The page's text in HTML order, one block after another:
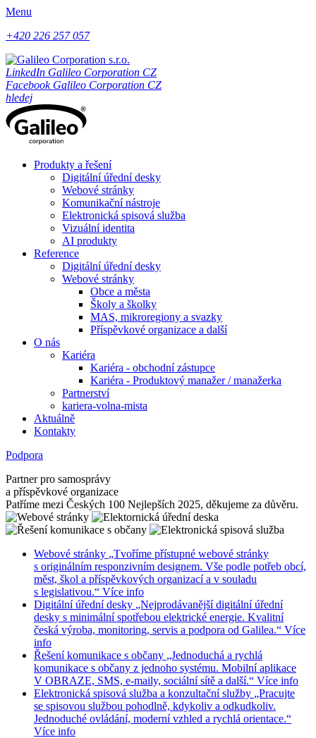
Menu
+420 226 257 057
LinkedIn Galileo Corporation CZ
Facebook Galileo Corporation CZ
hledej
Produkty a řešení
Digitální úřední desky
Webové stránky
Komunikační nástroje
Elektronická spisová služba
Vizuální identita
AI produkty
Reference
Digitální úřední desky
Webové stránky
Obce a města
Školy a školky
MAS, mikroregiony a svazky
Příspěvkové organizace a další
O nás
Kariéra
Kariéra - obchodní zástupce
Kariéra - Produktový manažer / manažerka
Partnerství
kariera-volna-mista
Aktuálně
Kontakty
Podpora
Partner pro samosprávy
a příspěvkové organizace
Patříme mezi Českých 100 Nejlepších 2025, děkujeme za důvěru.
Webové stránky „Tvoříme přístupné webové stránky
s originálním responzivním designem. Vše podle potřeb obcí,
měst, škol a příspěvkových organizací a v souladu
s legislativou.“ Více info
Digitální úřední desky „Nejprodávanější digitální úřední
desky s minimální spotřebou elektrické energie. Kvalitní
česká výroba, monitoring, servis a podpora od Galilea.“ Více
info
Řešení komunikace s občany „Jednoduchá a rychlá
komunikace s občany z jednoho systému. Mobilní aplikace
V OBRAZE, SMS, e-maily, sociální sítě a další.“ Více info
Elektronická spisová služba a konzultační služby „Pracujte
se spisovou službou pohodlně, kdykoliv a odkudkoliv.
Jednoduché ovládání, moderní vzhled a rychlá orientace.“
Více info